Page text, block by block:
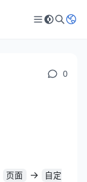
0
页面 ->
自定